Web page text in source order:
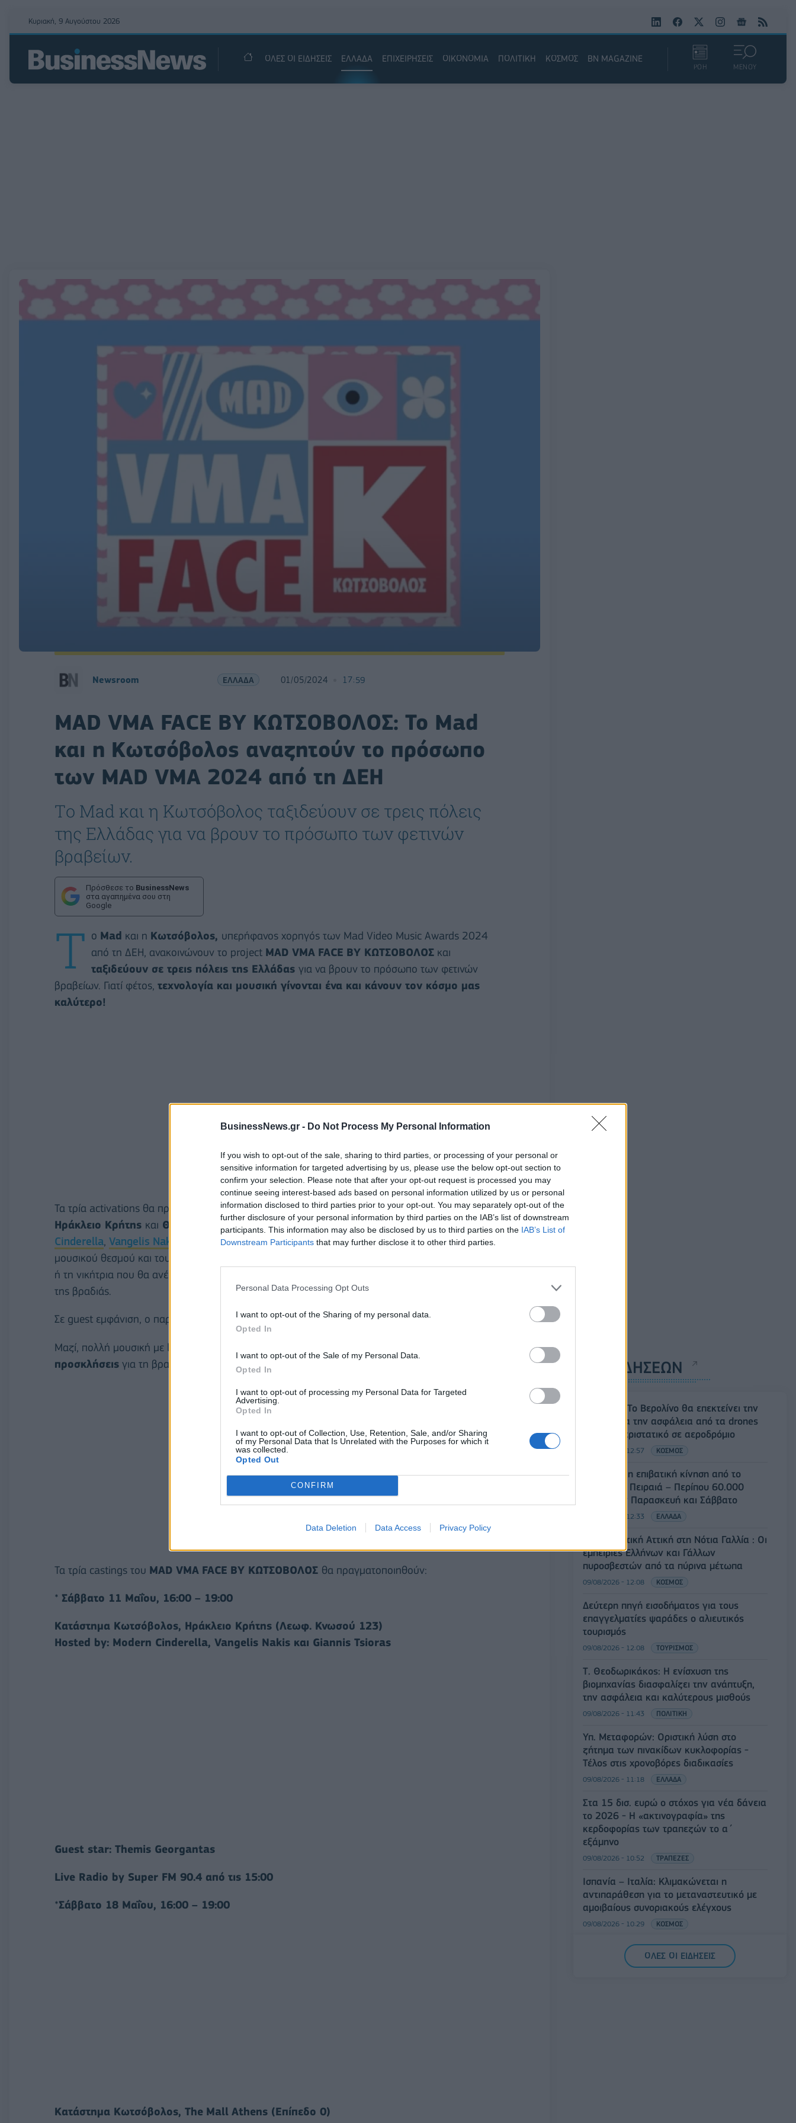
BusinessNews.gr - Do Not Process My Personal Information
If you wish to opt-out of the sale, sharing to third parties, or processing of your personal or
sensitive information for targeted advertising by us, please use the below opt-out section to
confirm your selection. Please note that after your opt-out request is processed you may
continue seeing interest-based ads based on personal information utilized by us or personal
information disclosed to third parties prior to your opt-out. You may separately opt-out of the
further disclosure of your personal information by third parties on the IAB’s list of downstream
participants. This information may also be disclosed by us to third parties on the IAB’s List of
Downstream Participants that may further disclose it to other third parties.
Personal Data Processing Opt Outs
I want to opt-out of the Sharing of my personal data.
Opted In
I want to opt-out of the Sale of my Personal Data.
Opted In
I want to opt-out of processing my Personal Data for Targeted
Advertising.
Opted In
I want to opt-out of Collection, Use, Retention, Sale, and/or Sharing
of my Personal Data that Is Unrelated with the Purposes for which it
was collected.
Opted Out
CONFIRM
Data Deletion Data Access Privacy Policy
Κυριακή, 9 Αυγούστου 2026
ΟΛΕΣ ΟΙ ΕΙΔΗΣΕΙΣ ΕΛΛΑΔΑ ΕΠΙΧΕΙΡΗΣΕΙΣ ΟΙΚΟΝΟΜΙΑ ΠΟΛΙΤΙΚΗ ΚΟΣΜΟΣ BN MAGAZINE
ΡΟΗ ΜΕΝΟΥ
Newsroom ΕΛΛΑΔΑ 01/05/2024 17:59
MAD VMA FACE BY ΚΩΤΣΟΒΟΛΟΣ: Το Mad
και η Κωτσόβολος αναζητούν το πρόσωπο
των MAD VMA 2024 από τη ΔΕΗ
Τo Mad και η Κωτσόβολος ταξιδεύουν σε τρεις πόλεις
της Ελλάδας για να βρουν το πρόσωπο των φετινών
βραβείων.
Πρόσθεσε το BusinessNews
στα αγαπημένα σου στη
Google
Τ o Mad και η Κωτσόβολος, υπερήφανος χορηγός των Mad Video Music Awards 2024
από τη ΔΕΗ, ανακοινώνουν το project MAD VMA FACE BY ΚΩΤΣΟΒΟΛΟΣ και
ταξιδεύουν σε τρεις πόλεις της Ελλάδας για να βρουν το πρόσωπο των φετινών
βραβείων. Γιατί φέτος, τεχνολογία και μουσική γίνονται ένα και κάνουν τον κόσμο μας
καλύτερο!
Τα τρία activations θα πραγματοποιηθούν στακαταστήματα Κωτσόβολος σε Αθήνα,
Ηράκλειο Κρήτης και Θεσσαλονίκη . Εκεί, οι superhosts των φετινών βραβείων,
Modern
Cinderella, Vangelis Nakis Giannis Tsioras, υποδέχονται με ανεβασμένη διάθεση τους fans του
μουσικού θεσμού και τους προετοιμάζουν για τα πιο MAD castings, που θα αναδείξουν τον νικητή
ή τη νικήτρια που θα ανέβει στη σκηνή και θα παραδώσει τα βραβεία για τους μεγάλους νικητές
της βραδιάς.
Σε guest εμφάνιση, ο παρουσιαστής τωνMAD VMA,Themis Georgantas.
Μαζί, πολλή μουσική με live radio, προσφορές, αλλά και διαγωνισμοί με δώρα
προσκλήσεις για τη βραδιά των VMA και Κωτσόβολος
Τα τρία castings του MAD VMA FACE BY ΚΩΤΣΟΒΟΛΟΣ θα πραγματοποιηθούν:
* Σάββατο 11 Μαΐου, 16:00 – 19:00
Κατάστημα Κωτσόβολος, Ηράκλειο Κρήτης (Λεωφ. Κνωσού 123)
Hosted by: Modern Cinderella, Vangelis Nakis και Giannis Tsioras
Guest star: Themis Georgantas
Live Radio by Super FM 90.4 από τις 15:00
*Σάββατο 18 Μαΐου, 16:00 – 19:00
Κατάστημα Κωτσόβολος, The Mall Athens (Επίπεδο 0)
ΡΟΗ ΕΙΔΗΣΕΩΝ
Γερμανία: Το Βερολίνο θα επεκτείνει την
έρευνα για την ασφάλεια από τα drones
μετά το περιστατικό σε αεροδρόμιο
09/08/2026 - 12:57 ΚΟΣΜΟΣ
Αυξημένη η επιβατική κίνηση από το
λιμάνι του Πειραιά – Περίπου 60.000
ταξίδεψαν Παρασκευή και Σάββατο
09/08/2026 - 12:33 ΕΛΛΑΔΑ
Από τη Δυτική Αττική στη Νότια Γαλλία : Οι
εμπειρίες Ελλήνων και Γάλλων
πυροσβεστών από τα πύρινα μέτωπα
09/08/2026 - 12:08 ΚΟΣΜΟΣ
Δεύτερη πηγή εισοδήματος για τους
επαγγελματίες ψαράδες ο αλιευτικός
τουρισμός
09/08/2026 - 12:08 ΤΟΥΡΙΣΜΟΣ
Τ. Θεοδωρικάκος: Η ενίσχυση της
βιομηχανίας διασφαλίζει την ανάπτυξη,
την ασφάλεια και καλύτερους μισθούς
09/08/2026 - 11:43 ΠΟΛΙΤΙΚΗ
Υπ. Μεταφορών: Οριστική λύση στο
ζήτημα των πινακίδων κυκλοφορίας -
Τέλος στις χρονοβόρες διαδικασίες
09/08/2026 - 11:18 ΕΛΛΑΔΑ
Στα 15 δισ. ευρώ ο στόχος για νέα δάνεια
το 2026 - Η «ακτινογραφία» της
κερδοφορίας των τραπεζών το α΄
εξάμηνο
09/08/2026 - 10:52 ΤΡΑΠΕΖΕΣ
Ισπανία – Ιταλία: Κλιμακώνεται η
αντιπαράθεση για το μεταναστευτικό με
αμοιβαίους συνοριακούς ελέγχους
09/08/2026 - 10:29 ΚΟΣΜΟΣ
Αλ. Τσίπρας: Στις 2 Σεπτεμβρίου η
παρουσίαση του οικονομικού
ΟΛΕΣ ΟΙ ΕΙΔΗΣΕΙΣ